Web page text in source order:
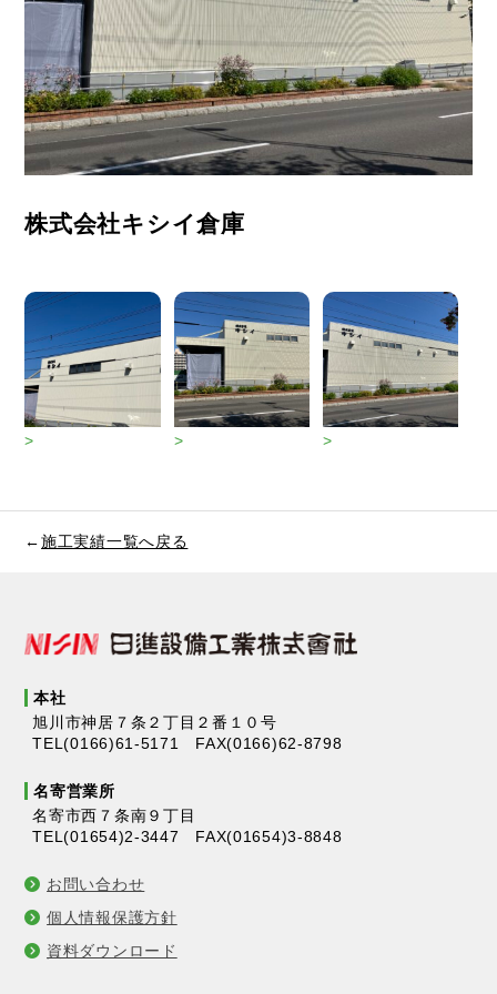
株式会社キシイ倉庫
> > >
←施工実績一覧へ戻る
本社
旭川市神居７条２丁目２番１０号
TEL(0166)61-5171 FAX(0166)62-8798
名寄営業所
名寄市西７条南９丁目
TEL(01654)2-3447 FAX(01654)3-8848
お問い合わせ
個人情報保護方針
資料ダウンロード